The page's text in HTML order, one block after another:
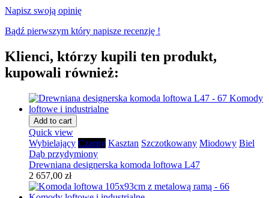
Napisz swoją opinię
Bądź pierwszym który napisze recenzję !
Klienci, którzy kupili ten produkt,
kupowali również:
Add to cart
Quick view
Wybielający Czarny Kasztan Szczotkowany Miodowy Biel
Dąb przydymiony
Drewniana designerska komoda loftowa L47
2 657,00 zł